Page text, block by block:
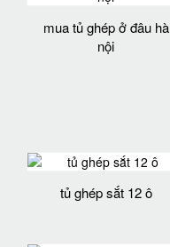
mua tủ ghép ở đâu hà
nội
tủ ghép sắt 12 ô